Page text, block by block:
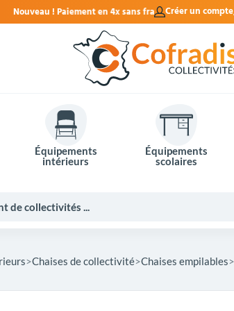
frais. Créer un compte
Équipements
intérieurs
Équipements
scolaires
Chaises de collectivité Chaises empilables